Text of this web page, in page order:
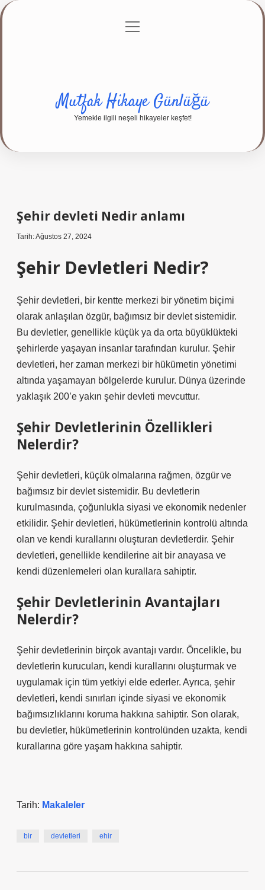
Gizlilik Politikası
menüyü
Mutfak Hikaye Günlüğü
Yemekle ilgili neşeli hikayeler keşfet!
Şehir devleti Nedir anlamı
Tarih: Ağustos 27, 2024
Şehir Devletleri Nedir?
Şehir devletleri, bir kentte merkezi bir yönetim biçimi
olarak anlaşılan özgür, bağımsız bir devlet sistemidir.
Bu devletler, genellikle küçük ya da orta büyüklükteki
şehirlerde yaşayan insanlar tarafından kurulur. Şehir
devletleri, her zaman merkezi bir hükümetin yönetimi
altında yaşamayan bölgelerde kurulur. Dünya üzerinde
yaklaşık 200’e yakın şehir devleti mevcuttur.
Şehir Devletlerinin Özellikleri
Nelerdir?
Şehir devletleri, küçük olmalarına rağmen, özgür ve
bağımsız bir devlet sistemidir. Bu devletlerin
kurulmasında, çoğunlukla siyasi ve ekonomik nedenler
etkilidir. Şehir devletleri, hükümetlerinin kontrolü altında
olan ve kendi kurallarını oluşturan devletlerdir. Şehir
devletleri, genellikle kendilerine ait bir anayasa ve
kendi düzenlemeleri olan kurallara sahiptir.
Şehir Devletlerinin Avantajları
Nelerdir?
Şehir devletlerinin birçok avantajı vardır. Öncelikle, bu
devletlerin kurucuları, kendi kurallarını oluşturmak ve
uygulamak için tüm yetkiyi elde ederler. Ayrıca, şehir
devletleri, kendi sınırları içinde siyasi ve ekonomik
bağımsızlıklarını koruma hakkına sahiptir. Son olarak,
bu devletler, hükümetlerinin kontrolünden uzakta, kendi
kurallarına göre yaşam hakkına sahiptir.
Tarih: Makaleler
bir devletleri ehir